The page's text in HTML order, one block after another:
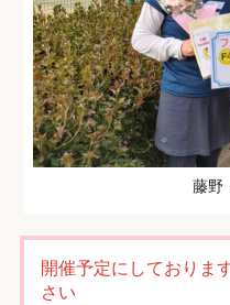
藤野
開催予定にしておりま
さい